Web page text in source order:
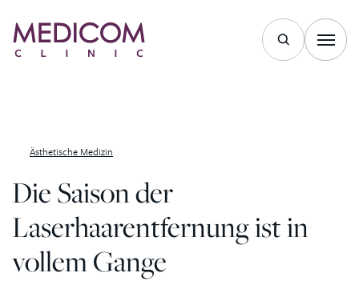
Ästhetische Medizin
Die Saison der
Laserhaarentfernung ist in
vollem Gange